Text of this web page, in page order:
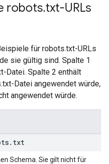
robots.txt-URLs
für robots.txt-URLs
sie gültig sind. Spalte 1
Datei. Spalte 2 enthält
Datei angewendet würde,
angewendet würde.
. txt
Schema. Sie gilt nicht für